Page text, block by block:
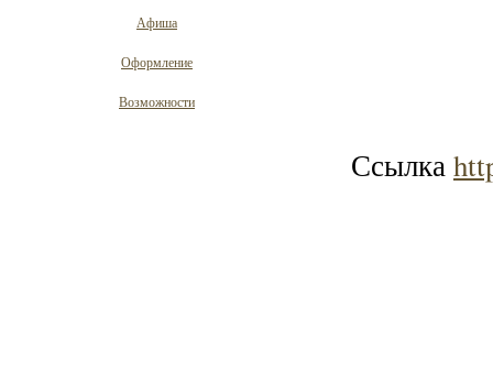
Ссылка
Афиша
Оформление
Возможности